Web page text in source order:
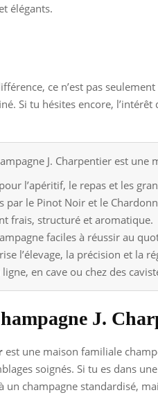
élégants.
ce n’est pas
Si tu hésites encore,
J. Charpentier est
l’apéritif, le repas et les
par le Pinot Noir et le
frais, structuré et aromatique.
faciles à réussir au
l’élevage, la précision et la
en cave ou chez des
J.
est une maison familiale
soignés. Si tu es dans
un champagne standardisé,